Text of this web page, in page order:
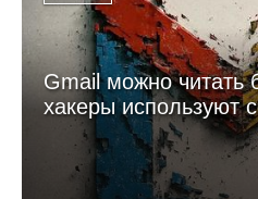
Gmail можно читать
хакеры используют